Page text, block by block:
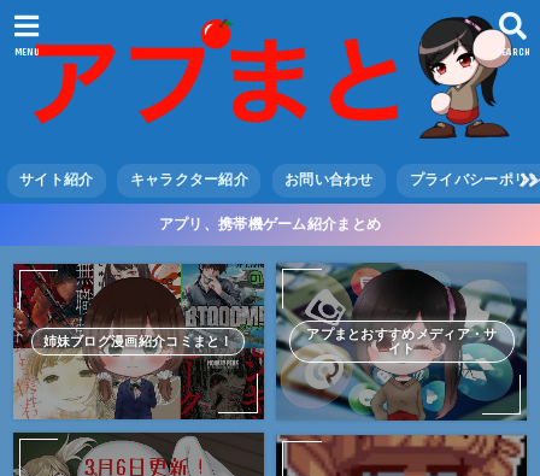
SEARCH
MENU
サイト紹介 キャラクター紹介 お問い合わせ プライバシーポリ
アプリ、携帯機ゲーム紹介まとめ
姉妹ブログ漫画紹介コミまと！
アプまとおすすめメディア・サ
イト